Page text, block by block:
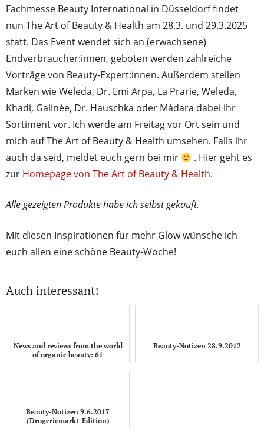
Fachmesse Beauty International in Düsseldorf findet
nun The Art of Beauty & Health am 28.3. und 29.3.2025
statt. Das Event wendet sich an (erwachsene)
Endverbraucher:innen, geboten werden zahlreiche
Vorträge von Beauty-Expert:innen. Außerdem stellen
Marken wie Weleda, Dr. Emi Arpa, La Prarie, Weleda,
Khadi, Galinée, Dr. Hauschka oder Mádara dabei ihr
Sortiment vor. Ich werde am Freitag vor Ort sein und
mich auf The Art of Beauty & Health umsehen. Falls ihr
auch da seid, meldet euch gern bei mir
. Hier geht es
zur Homepage von The Art of Beauty & Health.
Alle gezeigten Produkte habe ich selbst gekauft.
Mit diesen Inspirationen für mehr Glow wünsche ich
euch allen eine schöne Beauty-Woche!
Auch interessant:
News and reviews from the world
of organic beauty: 61
Beauty-Notizen 28.9.2012
Beauty-Notizen 9.6.2017
(Drogeriemarkt-Edition)